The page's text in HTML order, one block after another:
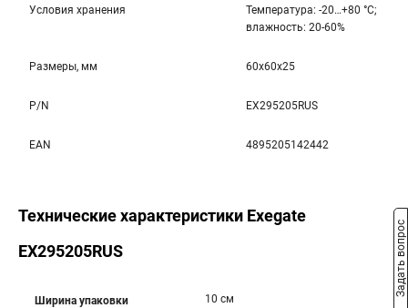
Условия хранения
Температура: -20…+80 °С;
влажность: 20-60%
Размеры, мм 60x60x25
P/N EX295205RUS
EAN 4895205142442
Технические характеристики Exegate
EX295205RUS
Ширина упаковки 10 см Задать вопрос